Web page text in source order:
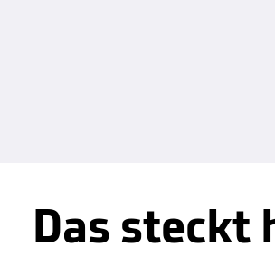
Das steckt